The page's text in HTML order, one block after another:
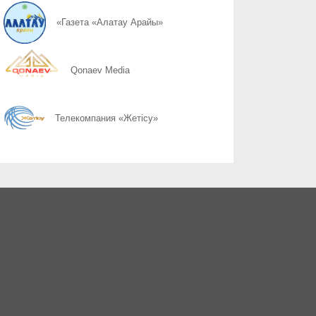
07.08 КАК ЛЕГКО НАЙТИ СВОЙ УЧАСТОК ДЛЯ ГОЛОСОВАНИЯ?
«Газета «Алатау Арайы»
Qonaev Media
Телекомпания «Жетісу»